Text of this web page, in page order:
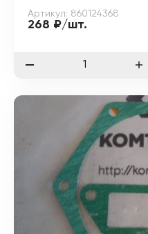
Артикул: 860124368
268 ₽/шт.